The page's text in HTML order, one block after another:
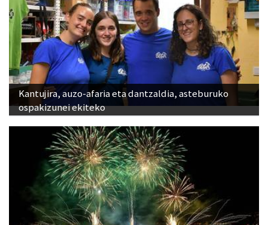
Kantujira, auzo-afaria eta dantzaldia, asteburuko
ospakizunei ekiteko